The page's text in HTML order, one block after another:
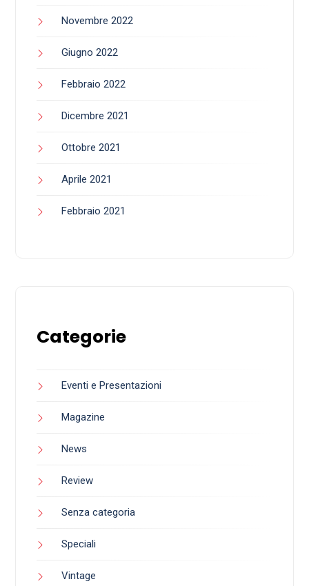
Novembre 2022
Giugno 2022
Febbraio 2022
Dicembre 2021
Ottobre 2021
Aprile 2021
Febbraio 2021
Categorie
Eventi e Presentazioni
Magazine
News
Review
Senza categoria
Speciali
Vintage